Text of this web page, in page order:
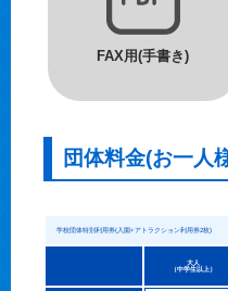
FAX用(手書き)
団体料金(お一人
学校団体特別利用券(入園+アトラクション利用券2枚)
大人
（中学生以上）